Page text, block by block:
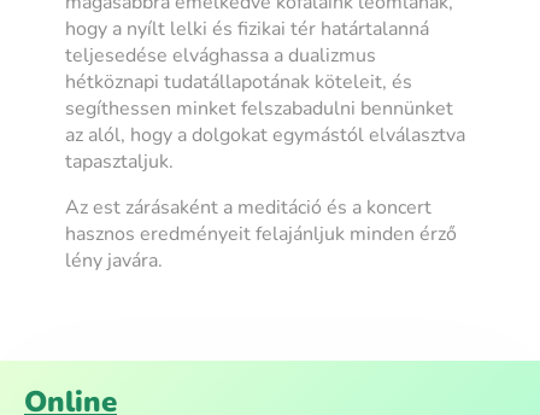
hogy a nyílt lelki és fizikai tér határtalanná
teljesedése elvághassa a dualizmus
hétköznapi tudatállapotának köteleit, és
segíthessen minket felszabadulni bennünket
az alól, hogy a dolgokat egymástól elválasztva
tapasztaljuk.
Az est zárásaként a meditáció és a koncert
hasznos eredményeit felajánljuk minden érző
lény javára.
Online